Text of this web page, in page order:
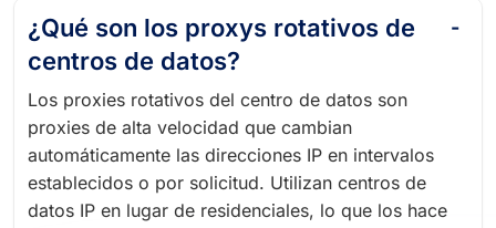
¿Qué son los proxys rotativos de
centros de datos?
Los proxies rotativos del centro de datos son
proxies de alta velocidad que cambian
automáticamente las direcciones IP en intervalos
establecidos o por solicitud. Utilizan centros de
datos IP en lugar de residenciales, lo que los hace